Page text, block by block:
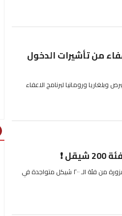
الاعفاء من تأشيرات الدخول
وبلغاريا ورومانيا لبرنامج الاعفاء
❗
افاد بنك اسرائيل اليوم الثلاثاء ، ان هناك الالاف من الأوراق النقدية المزورة من فئة الـ ٢٠٠ شيكل متواجدة في